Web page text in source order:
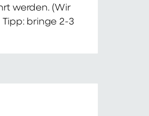
werden. (Wir
bringe 2-3